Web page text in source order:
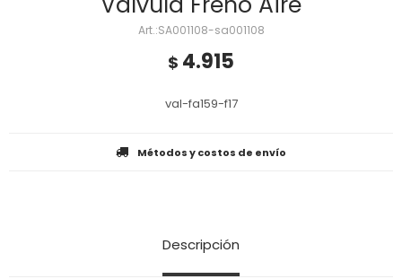
SA001108-sa001108
$ 4.915
val-fa159-f17
Métodos y costos de envío
Descripción